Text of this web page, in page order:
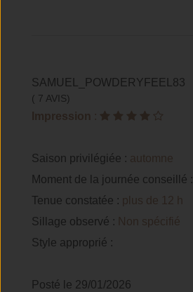
SAMUEL_POWDERYFEEL83
( 7 AVIS)
Impression :
Saison privilégiée : automne
Moment de la journée conseillé :
Tenue constatée : plus de 12 h
Sillage observé : Non spécifié
Style approprié :
Posté le 29/01/2026